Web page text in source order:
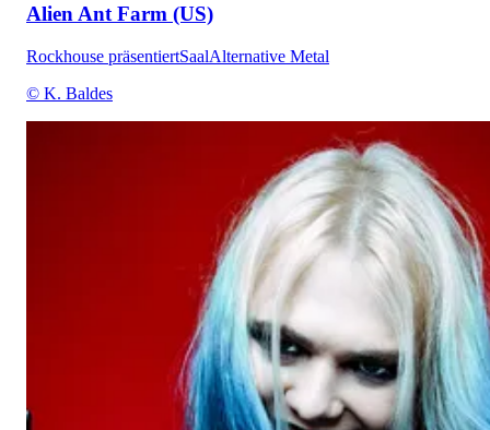
Alien Ant Farm (US)
Rockhouse präsentiertSaalAlternative Metal
© K. Baldes